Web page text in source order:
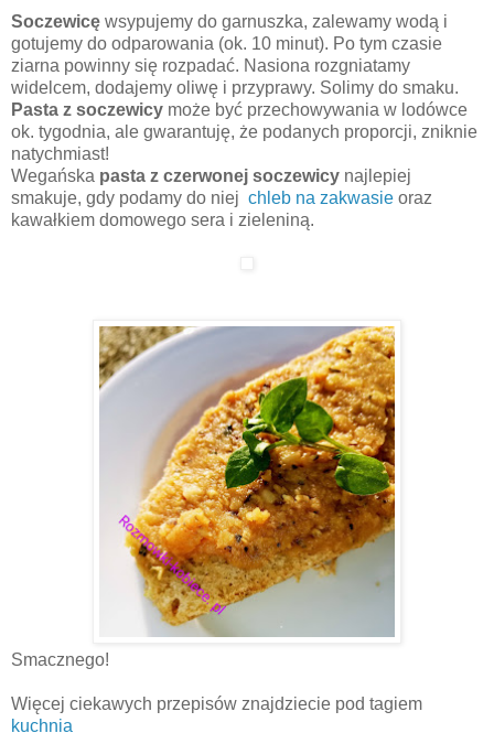
Soczewicę wsypujemy do garnuszka, zalewamy wodą i
gotujemy do odparowania (ok. 10 minut). Po tym czasie
ziarna powinny się rozpadać. Nasiona rozgniatamy
widelcem, dodajemy oliwę i przyprawy. Solimy do smaku.
Pasta z soczewicy może być przechowywania w lodówce
ok. tygodnia, ale gwarantuję, że podanych proporcji, zniknie
natychmiast!
Wegańska pasta z czerwonej soczewicy najlepiej
smakuje, gdy podamy do niej chleb na zakwasie oraz
kawałkiem domowego sera i zieleniną.
Smacznego!
Więcej ciekawych przepisów znajdziecie pod tagiem
kuchnia